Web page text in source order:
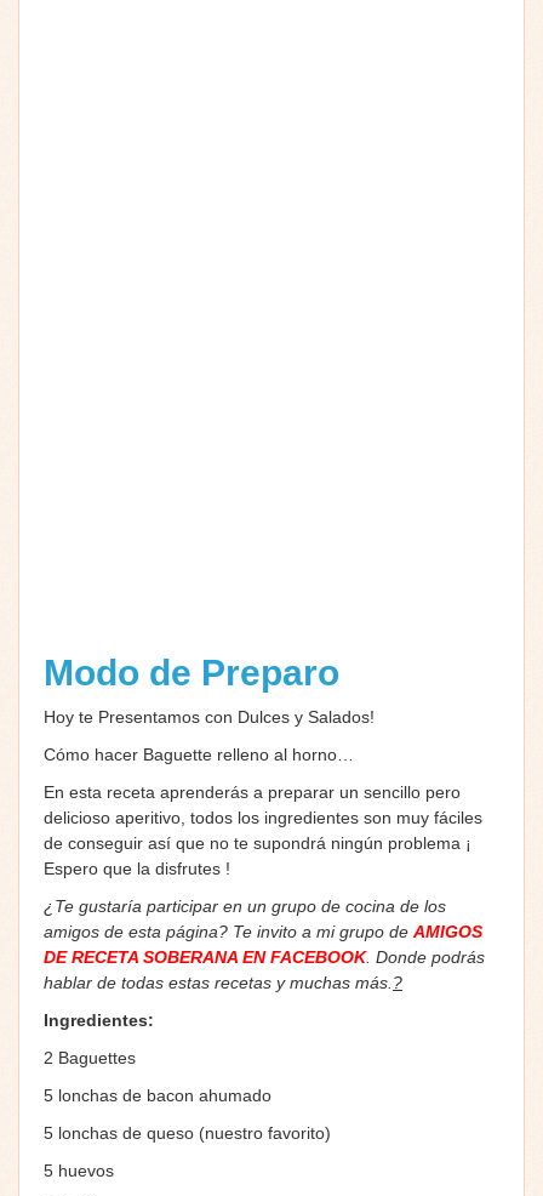
Modo de Preparo
Hoy te Presentamos con Dulces y Salados!
Cómo hacer Baguette relleno al horno…
En esta receta aprenderás a preparar un sencillo pero
delicioso aperitivo, todos los ingredientes son muy fáciles
de conseguir así que no te supondrá ningún problema ¡
Espero que la disfrutes !
¿Te gustaría participar en un grupo de cocina de los
amigos de esta página? Te invito a mi grupo de AMIGOS
DE RECETA SOBERANA EN FACEBOOK. Donde podrás
hablar de todas estas recetas y muchas más. ?
Ingredientes:
2 Baguettes
5 lonchas de bacon ahumado
5 lonchas de queso (nuestro favorito)
5 huevos